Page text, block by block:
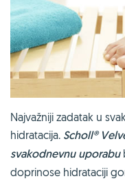
Najvažniji zadatak u
hidratacija. Scholl®
svakodnevnu uporabu
doprinose hidrataciji